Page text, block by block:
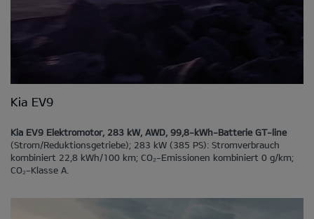
Kia EV9
Kia EV9 Elektromotor, 283 kW, AWD, 99,8-kWh-Batterie GT-line
(Strom/Reduktionsgetriebe); 283 kW (385 PS): Stromverbrauch
kombiniert 22,8 kWh/100 km; CO₂-Emissionen kombiniert 0 g/km;
CO₂-Klasse A.